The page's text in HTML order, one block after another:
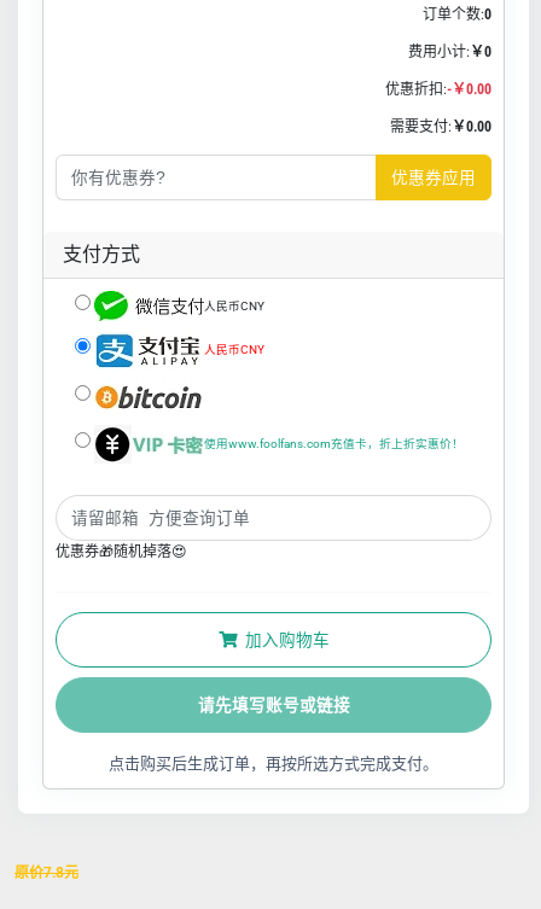
订单个数:0
费用小计: ￥0
优惠折扣:-￥0.00
需要支付: ￥0.00
优惠券应用
支付方式
人民币CNY
人民币CNY
使用www.foolfans.com充值卡，折上折实惠价！
优惠券🎁随机掉落😍
加入购物车
请先填写账号或链接
点击购买后生成订单，再按所选方式完成支付。
原价7.8元